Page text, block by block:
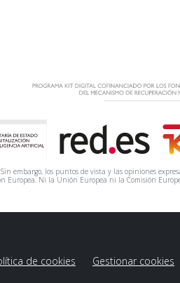
embargo, los puntos de vista y las opiniones
Europea. Ni la Unión Europea ni la Comisión
de cookies Gestionar cookies